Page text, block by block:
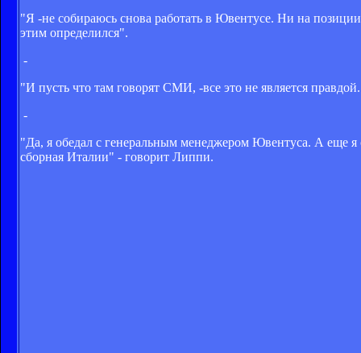
"Я -не собираюсь снова работать в Ювентусе. Ни на
этим определился".
-
"И пусть что там говорят СМИ, -все это не является
-
"Да, я обедал с генеральным менеджером Ювентуса. А еще
сборная Италии" - говорит Липпи.